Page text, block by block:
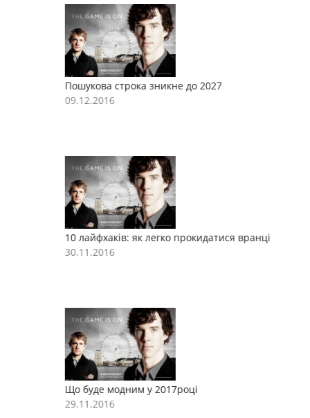
Пошукова строка зникне до 2027
09.12.2016
10 лайфхаків: як легко прокидатися вранці
30.11.2016
Що буде модним у 2017році
29.11.2016